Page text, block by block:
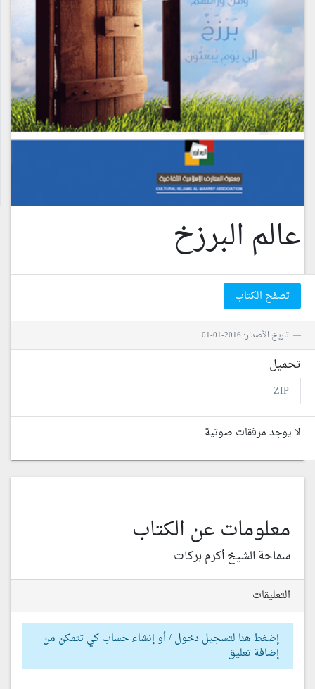
عالم البرزخ
تصفح الكتاب
تاريخ الأصدار: 2016-01-01
تحميل
ZIP
لا يوجد مرفقات صوتية
معلومات عن الكتاب
سماحة الشيخ أكرم بركات
التعليقات
إضغط هنا لتسجيل دخول / أو إنشاء حساب كي تتمكن من
إضافة تعليق